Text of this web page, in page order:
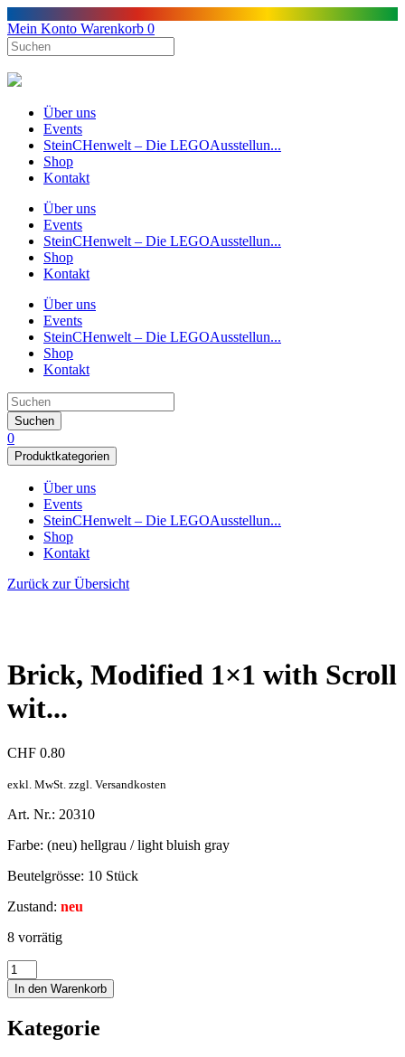
Mein Konto Warenkorb 0
Über uns
Events
SteinCHenwelt – Die LEGOAusstellun...
Shop
Kontakt
Über uns
Events
SteinCHenwelt – Die LEGOAusstellun...
Shop
Kontakt
Über uns
Events
SteinCHenwelt – Die LEGOAusstellun...
Shop
Kontakt
Suchen
0
Produktkategorien
Über uns
Events
SteinCHenwelt – Die LEGOAusstellun...
Shop
Kontakt
Zurück zur Übersicht
Brick, Modified 1×1 with Scroll
wit...
CHF 0.80
exkl. MwSt. zzgl. Versandkosten
Art. Nr.: 20310
Farbe: (neu) hellgrau / light bluish gray
Beutelgrösse: 10 Stück
Zustand: neu
8 vorrätig
In den Warenkorb
Kategorie